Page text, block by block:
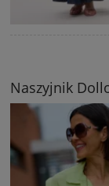
Naszyjnik